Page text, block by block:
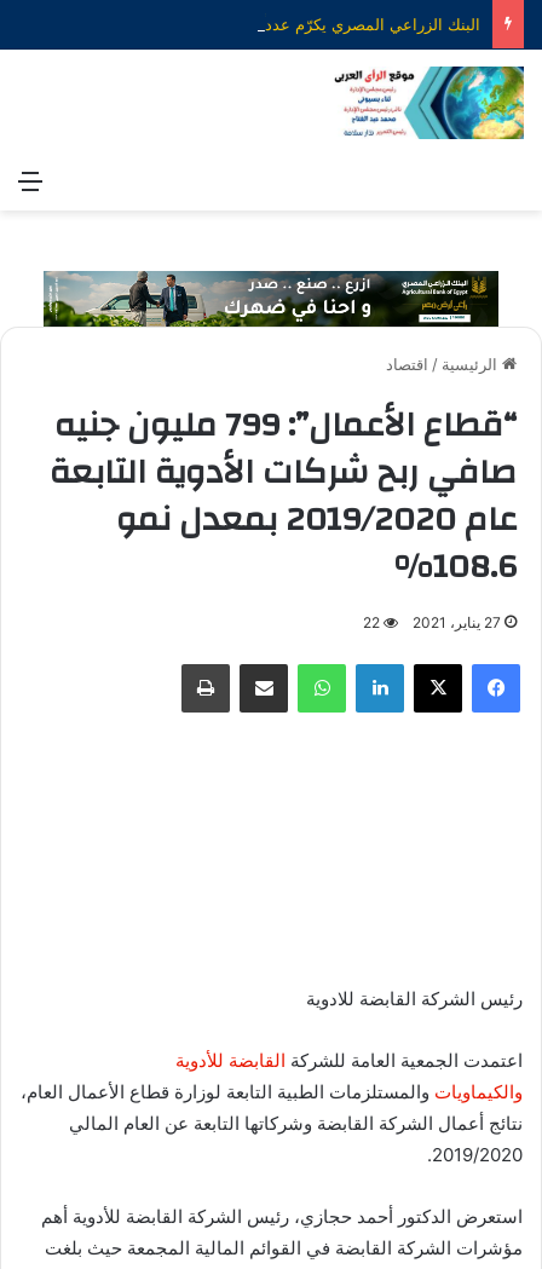
الرئيسية / اقتصاد
“قطاع الأعمال”: 799 مليون جنيه
صافي ربح شركات الأدوية التابعة
عام 2019/2020 بمعدل نمو
108.6%
27 يناير، 2021 22
فيسبوك X لينكدإن واتساب مشاركة عبر البريد طباعة
رئيس الشركة القابضة للادوية
اعتمدت الجمعية العامة للشركة القابضة للأدوية
والكيماويات والمستلزمات الطبية التابعة لوزارة قطاع الأعمال العام،
نتائج أعمال الشركة القابضة وشركاتها التابعة عن العام المالي
2019/2020.
استعرض الدكتور أحمد حجازي، رئيس الشركة القابضة للأدوية أهم
مؤشرات الشركة القابضة في القوائم المالية المجمعة حيث بلغت